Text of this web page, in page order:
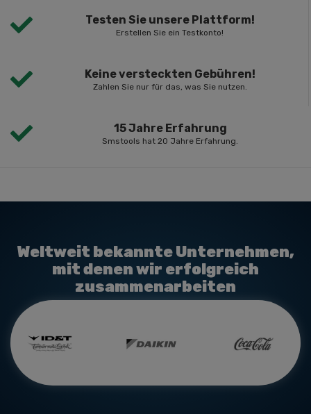
Testen Sie unsere Plattform!
Erstellen Sie ein Testkonto!
Keine versteckten Gebühren!
Zahlen Sie nur für das, was Sie nutzen.
15 Jahre Erfahrung
Smstools hat 20 Jahre Erfahrung.
Weltweit bekannte Unternehmen,
mit denen wir erfolgreich
zusammenarbeiten